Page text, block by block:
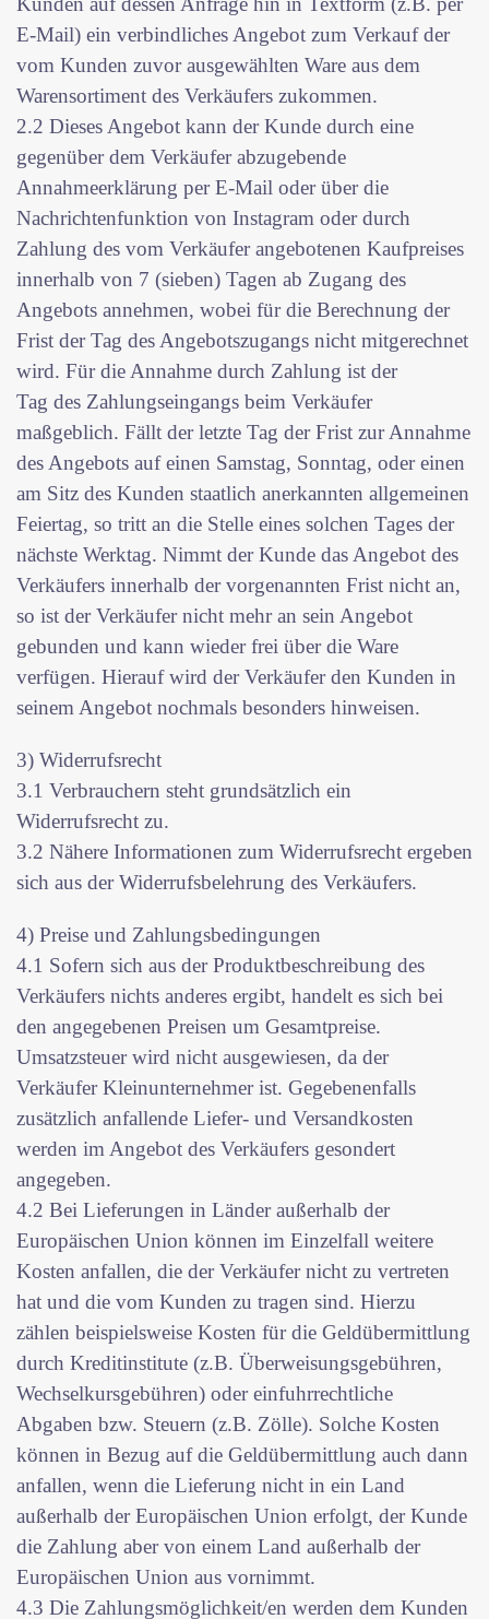
E-Mail) ein verbindliches Angebot zum Verkauf der
vom Kunden zuvor ausgewählten Ware aus dem
Warensortiment des Verkäufers zukommen.
2.2 Dieses Angebot kann der Kunde durch eine
gegenüber dem Verkäufer abzugebende
Annahmeerklärung per E-Mail oder über die
Nachrichtenfunktion von Instagram oder durch
Zahlung des vom Verkäufer angebotenen Kaufpreises
innerhalb von 7 (sieben) Tagen ab Zugang des
Angebots annehmen, wobei für die Berechnung der
Frist der Tag des Angebotszugangs nicht mitgerechnet
wird. Für die Annahme durch Zahlung ist der
Tag des Zahlungseingangs beim Verkäufer
maßgeblich. Fällt der letzte Tag der Frist zur Annahme
des Angebots auf einen Samstag, Sonntag, oder einen
am Sitz des Kunden staatlich anerkannten allgemeinen
Feiertag, so tritt an die Stelle eines solchen Tages der
nächste Werktag. Nimmt der Kunde das Angebot des
Verkäufers innerhalb der vorgenannten Frist nicht an,
so ist der Verkäufer nicht mehr an sein Angebot
gebunden und kann wieder frei über die Ware
verfügen. Hierauf wird der Verkäufer den Kunden in
seinem Angebot nochmals besonders hinweisen.
3) Widerrufsrecht
3.1 Verbrauchern steht grundsätzlich ein
Widerrufsrecht zu.
3.2 Nähere Informationen zum Widerrufsrecht ergeben
sich aus der Widerrufsbelehrung des Verkäufers.
4) Preise und Zahlungsbedingungen
4.1 Sofern sich aus der Produktbeschreibung des
Verkäufers nichts anderes ergibt, handelt es sich bei
den angegebenen Preisen um Gesamtpreise.
Umsatzsteuer wird nicht ausgewiesen, da der
Verkäufer Kleinunternehmer ist. Gegebenenfalls
zusätzlich anfallende Liefer- und Versandkosten
werden im Angebot des Verkäufers gesondert
angegeben.
4.2 Bei Lieferungen in Länder außerhalb der
Europäischen Union können im Einzelfall weitere
Kosten anfallen, die der Verkäufer nicht zu vertreten
hat und die vom Kunden zu tragen sind. Hierzu
zählen beispielsweise Kosten für die Geldübermittlung
durch Kreditinstitute (z.B. Überweisungsgebühren,
Wechselkursgebühren) oder einfuhrrechtliche
Abgaben bzw. Steuern (z.B. Zölle). Solche Kosten
können in Bezug auf die Geldübermittlung auch dann
anfallen, wenn die Lieferung nicht in ein Land
außerhalb der Europäischen Union erfolgt, der Kunde
die Zahlung aber von einem Land außerhalb der
Europäischen Union aus vornimmt.
4.3 Die Zahlungsmöglichkeit/en werden dem Kunden